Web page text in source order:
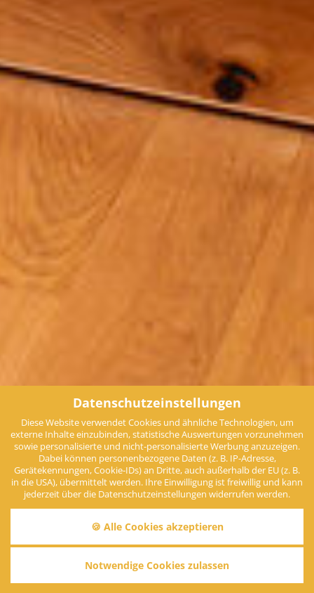
Datenschutzeinstellungen
Diese Website verwendet Cookies und ähnliche Technologien, um
externe Inhalte einzubinden, statistische Auswertungen vorzunehmen
sowie personalisierte und nicht-personalisierte Werbung anzuzeigen.
Dabei können personenbezogene Daten (z. B. IP-Adresse,
Gerätekennungen, Cookie-IDs) an Dritte, auch außerhalb der EU (z. B.
in die USA), übermittelt werden. Ihre Einwilligung ist freiwillig und kann
jederzeit über die Datenschutzeinstellungen widerrufen werden.
🍪 Alle Cookies akzeptieren
Notwendige Cookies zulassen